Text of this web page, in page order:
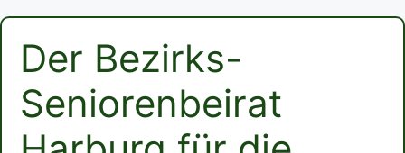
Der Bezirks-
Seniorenbeirat